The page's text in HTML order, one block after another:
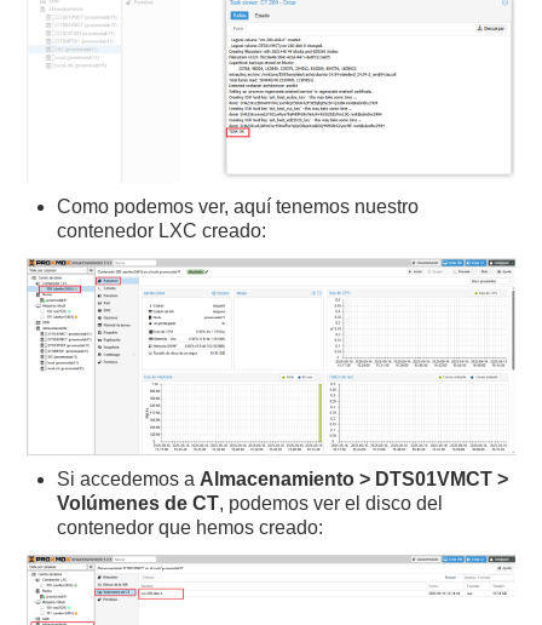
Como podemos ver, aquí tenemos nuestro
contenedor LXC creado:
Si accedemos a Almacenamiento > DTS01VMCT >
Volúmenes de CT, podemos ver el disco del
contenedor que hemos creado: